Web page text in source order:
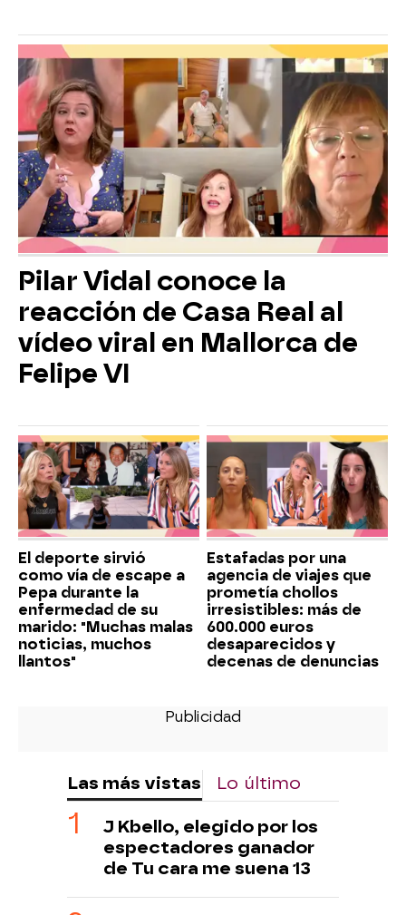
Pilar Vidal conoce la
reacción de Casa Real al
vídeo viral en Mallorca de
Felipe VI
El deporte sirvió
como vía de escape a
Pepa durante la
enfermedad de su
marido: "Muchas malas
noticias, muchos
llantos"
Estafadas por una
agencia de viajes que
prometía chollos
irresistibles: más de
600.000 euros
desaparecidos y
decenas de denuncias
Las más vistas Lo último
J Kbello, elegido por los
espectadores ganador
de Tu cara me suena 13